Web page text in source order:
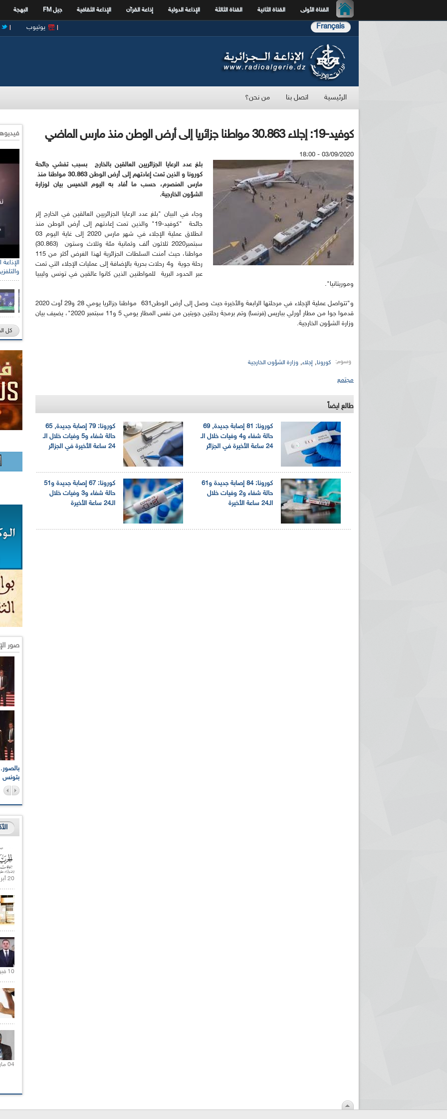
القناة الأولى القناة الثانية القناة الثالثة الإذاعة الدولية إذاعة القرآن الإذاعة الثقافية جيل FM البهجة
Français يوتيوب
الرئيسية اتصل بنا من نحن؟
كوفيد-19: إجلاء 30.863 مواطنا جزائريا إلى أرض الوطن منذ مارس الماضي
03/09/2020 - 18:00
بلغ عدد الرعايا الجزائريين العالقين بالخارج
بسبب تفشي جائحة
كورونا و الذين تمت إعادتهم إلى أرض الوطن 30.863 مواطنا منذ
مارس المنصرم، حسب ما أفاد به اليوم الخميس بيان لوزارة
الشؤون الخارجية.
وجاء في البيان "بلغ عدد الرعايا الجزائريين العالقين في الخارج إثر
جائحة "كوفيد-19" والذين تمت إعادتهم إلى أرض الوطن منذ
انطلاق عملية الإجلاء في شهر مارس 2020 إلى غاية اليوم 03
سبتمبر2020 ثلاثون ألف وثمانية مئة وثلاث وستون (30.863)
مواطنا، حيث أمنت السلطات الجزائرية لهذا الغرض أكثر من 115
رحلة جوية و4 رحلات بحرية بالإضافة إلى عمليات الإجلاء التي تمت
عبر الحدود البرية للمواطنين الذين كانوا عالقين في تونس وليبيا
وموريتانيا".
و"تتواصل عملية الإجلاء في مرحلتها الرابعة والأخيرة حيث وصل إلى أرض الوطن631 مواطنا جزائريا يومي 28 و29 أوت 2020
قدموا جوا من مطار أورلي بباريس (فرنسا) وتم برمجة رحلتين جويتين من نفس المطار يومي 5 و11 سبتمبر 2020"، يضيف بيان
وزارة الشؤون الخارجية.
وسوم: كورونا, إجلاء, وزارة الشؤون الخارجية
مجتمع
طالع ايضاً
كورونا: 79 إصابة جديدة, 65
حالة شفاء و5 وفيات خلال الـ
24 ساعة الأخيرة في الجزائر
كورونا: 81 إصابة جديدة, 69
حالة شفاء و4 وفيات خلال الـ
24 ساعة الأخيرة في الجزائر
كورونا: 67 إصابة جديدة و51
حالة شفاء و3 وفيات خلال
الـ24 ساعة الأخيرة
كورونا: 84 إصابة جديدة و61
حالة شفاء و2 وفيات خلال
الـ24 ساعة الأخيرة
كل
صور
بتونس
20 أبريل 2021 |
10 فبراير 2021 |
04 مارس 2020 |